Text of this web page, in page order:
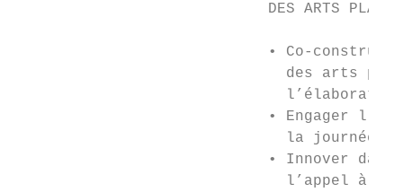
DES ARTS
• Co-
des arts
• Engager
la journée
• Innover dans
l’appel à